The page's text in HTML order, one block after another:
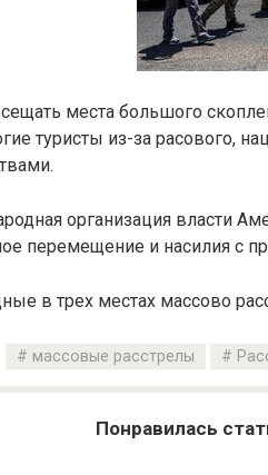
места большого
туристы из-за расового,
организация власти
перемещение и насилия с
в трех местах массово
массовые расстрелы
Понравилась